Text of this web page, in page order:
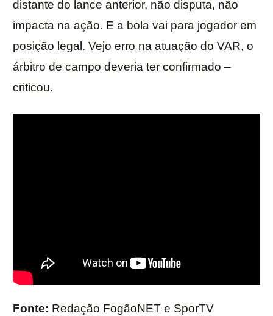
distante do lance anterior, não disputa, não
impacta na ação. E a bola vai para jogador em
posição legal. Vejo erro na atuação do VAR, o
árbitro de campo deveria ter confirmado –
criticou.
Fonte: Redação FogãoNET e SporTV